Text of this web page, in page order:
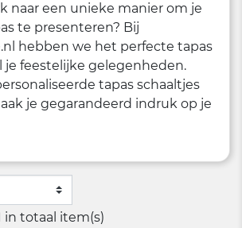
naar een unieke manier om je
te presenteren? Bij
hebben we het perfecte tapas
je feestelijke gelegenheden.
tapas schaaltjes
je gegarandeerd indruk op je
in totaal item(s)